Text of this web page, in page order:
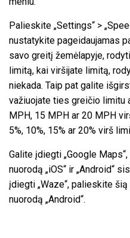
Palieskite „Settings“ >
nustatykite pageidaujamas
savo greitį žemėlapyje,
limitą, kai viršijate limitą,
niekada. Taip pat galite
važiuojate ties greičio limitu
MPH, 15 MPH ar 20 MPH
5%, 10%, 15% ar 20% virš
Galite įdiegti „Google
nuorodą „iOS“ ir „Android“
įdiegti „Waze“, palieskite šią
nuorodą „Android“.